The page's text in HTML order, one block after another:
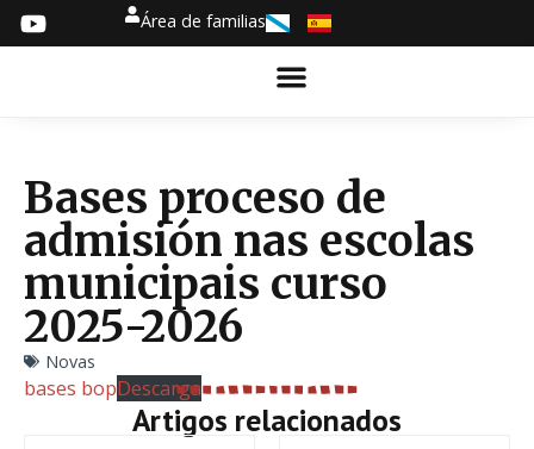
Área de familias
Bases proceso de
admisión nas escolas
municipais curso
2025-2026
Novas
bases bopDescarga
Artigos relacionados